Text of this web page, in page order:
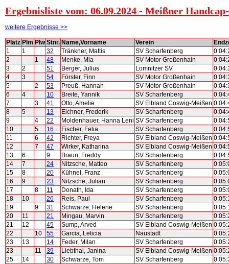
Ergebnisliste vom: 06.09.2024 - Meißner
weitere Ergebnisse >>
Platz Plm Plw Stnr. Name,Vorname Verein
1
1 32 Tränkner, Mattis SV Scharfenberg
2
1 48 Menke, Mia SV Motor Großenhain
3
2 51 Berger, Julius Lomnitzer SV
4
3 54 Förster, Finn SV Motor Großenhain
5
2 53 Preuß, Hannah SV Motor Großenhain
6
4 10 Breite, Yannik SV Scharfenberg
7
3 41 Otto, Amelie SV Elbland Coswig-Meißen
8
5 13 Eichner, Frederik SV Scharfenberg
9
4 22 Moldenhauer, Hanna Leni SV Scharfenberg
10
5 16 Fischer, Felia SV Scharfenberg
11
6 42 Richter, Freya SV Elbland Coswig-Meißen
12
7 47 Wirker, Katharina SV Elbland Coswig-Meißen
13
6 9 Braun, Freddy SV Scharfenberg
14
7 24 Nitzsche, Matteo SV Scharfenberg
15
8 20 Kühnel, Franz SV Scharfenberg
16
9 23 Nitzsche, Julian SV Scharfenberg
17
8 11 Donath, Ida SV Scharfenberg
18
10 26 Reis, Paul SV Scharfenberg
19
9 31 Schwarze, Helene SV Scharfenberg
20
11 21 Mingau, Marvin SV Scharfenberg
21
12 45 Sump, Arved SV Elbland Coswig-Meißen
22
10 55 Garcia, Leticia Naustadt
23
13 14 Feder, Milan SV Scharfenberg
23
11 39 Liebthal, Janina SV Elbland Coswig-Meißen
25
14 30 Schwarze, Tom SV Scharfenberg